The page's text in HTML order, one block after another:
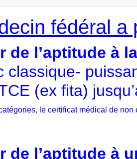
fédéral a
de l’aptitude à
classique-
(ex fita)
le certificat médical de
de l’aptitude à